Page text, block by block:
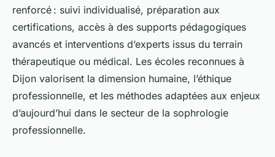
renforcé : suivi individualisé, préparation aux
certifications, accès à des supports pédagogiques
avancés et interventions d’experts issus du terrain
thérapeutique ou médical. Les écoles reconnues à
Dijon valorisent la dimension humaine, l’éthique
professionnelle, et les méthodes adaptées aux enjeux
d’aujourd’hui dans le secteur de la sophrologie
professionnelle.